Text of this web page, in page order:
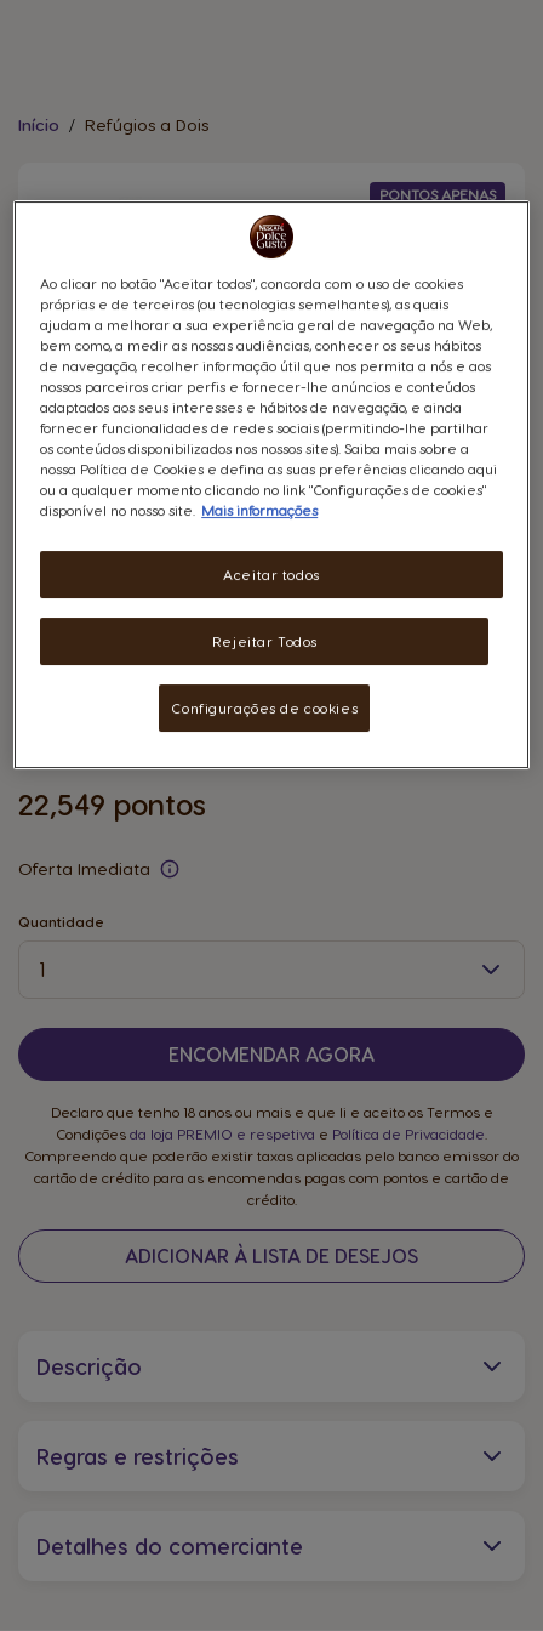
Warning:
Success:
Password
Início Refúgios a Dois
Está
PONTOS APENAS
Refúgios a Dois
22,549 pontos
Oferta Imediata
Quantidade
ENCOMENDAR AGORA
Declaro que tenho 18 anos ou mais e que li e aceito os Termos e
Condições da loja PREMIO e respetiva e Política de Privacidade
Compreendo que poderão existir taxas aplicadas pelo banco emissor do
cartão de crédito para as encomendas pagas com pontos e cartão de
crédito.
ADICIONAR À LISTA DE DESEJOS
Descrição
Regras e restrições
Detalhes do comerciante
Ao clicar no botão "Aceitar todos", concorda com o uso de cookies
próprias e de terceiros (ou tecnologias semelhantes), as quais
ajudam a melhorar a sua experiência geral de navegação na Web,
bem como, a medir as nossas audiências, conhecer os seus hábitos
de navegação, recolher informação útil que nos permita a nós e aos
nossos parceiros criar perfis e fornecer-lhe anúncios e conteúdos
adaptados aos seus interesses e hábitos de navegação, e ainda
fornecer funcionalidades de redes sociais (permitindo-lhe partilhar
os conteúdos disponibilizados nos nossos sites). Saiba mais sobre a
nossa Política de Cookies e defina as suas preferências clicando aqui
ou a qualquer momento clicando no link "Configurações de cookies"
disponível no nosso site.
Mais informações
Rejeitar Todos
Aceitar todos
Configurações de cookies